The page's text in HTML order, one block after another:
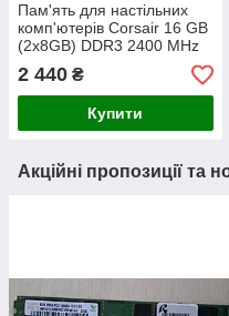
Пам'ять для настільних
комп'ютерів Corsair 16 GB
(2x8GB) DDR3 2400 MHz
(CMY16GX3M2A2400C11R)
Vengeance Pro б/в
2 440 ₴
Купити
Акційні пропозиції та